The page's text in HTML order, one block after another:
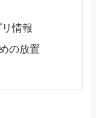
情報
の放置